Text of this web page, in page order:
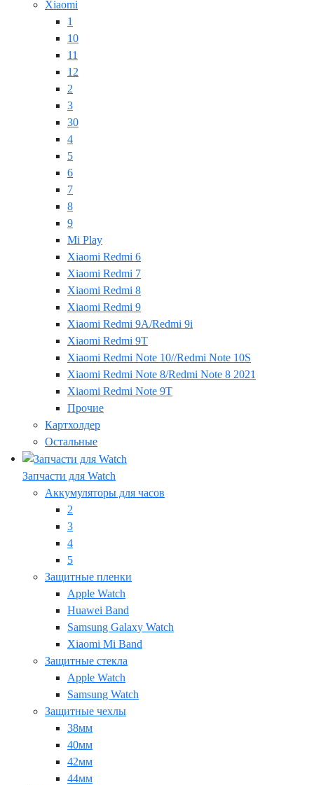
Xiaomi
1
10
11
12
2
3
30
4
5
6
7
8
9
Mi Play
Xiaomi Redmi 6
Xiaomi Redmi 7
Xiaomi Redmi 8
Xiaomi Redmi 9
Xiaomi Redmi 9A/Redmi 9i
Xiaomi Redmi 9T
Xiaomi Redmi Note 10//Redmi Note 10S
Xiaomi Redmi Note 8/Redmi Note 8 2021
Xiaomi Redmi Note 9T
Прочие
Картхолдер
Остальные
Запчасти для Watch
Аккумуляторы для часов
2
3
4
5
Защитные пленки
Apple Watch
Huawei Band
Samsung Galaxy Watch
Xiaomi Mi Band
Защитные стекла
Apple Watch
Samsung Watch
Защитные чехлы
38мм
40мм
42мм
44мм